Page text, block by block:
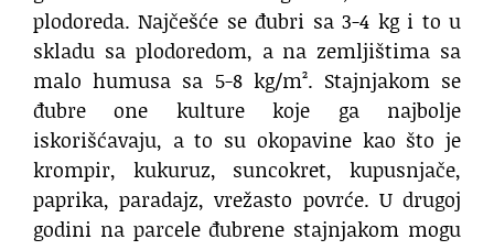
plodoreda. Najčešće se đubri sa 3-4 kg i to u
skladu sa plodoredom, a na zemljištima sa
malo humusa sa 5-8 kg/m². Stajnjakom se
đubre one kulture koje ga najbolje
iskorišćavaju, a to su okopavine kao što je
krompir, kukuruz, suncokret, kupusnjače,
paprika, paradajz, vrežasto povrće. U drugoj
godini na parcele đubrene stajnjakom mogu